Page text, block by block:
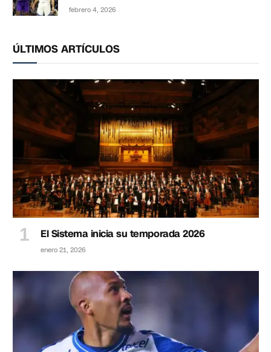
febrero 4, 2026
ÚLTIMOS ARTÍCULOS
El Sistema inicia su temporada 2026
enero 21, 2026